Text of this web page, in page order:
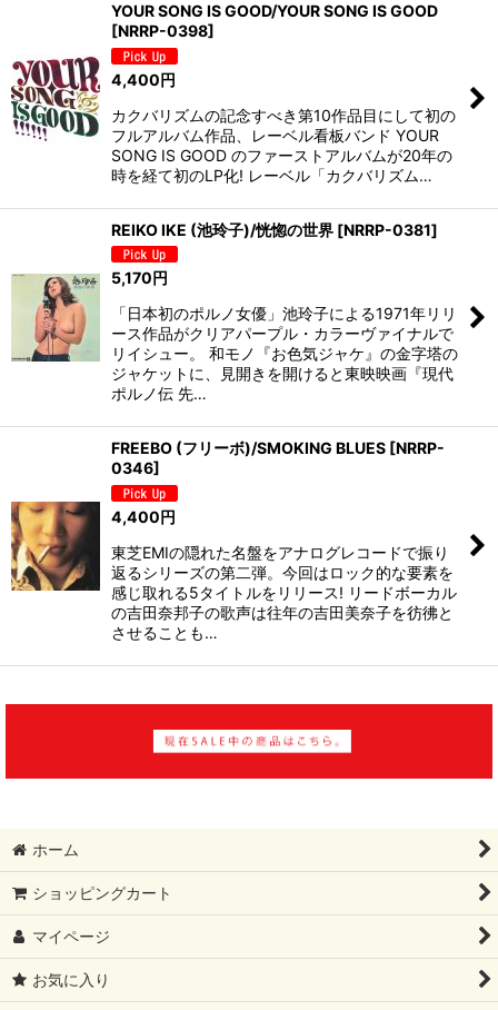
YOUR SONG IS GOOD/YOUR SONG IS GOOD
[NRRP-0398]
4,400円
カクバリズムの記念すべき第10作品目にして初の
フルアルバム作品、レーベル看板バンド YOUR
SONG IS GOOD のファーストアルバムが20年の
時を経て初のLP化! レーベル「カクバリズム…
REIKO IKE (池玲子)/恍惚の世界 [NRRP-0381]
5,170円
「日本初のポルノ女優」池玲子による1971年リリ
ース作品がクリアパープル・カラーヴァイナルで
リイシュー。 和モノ『お色気ジャケ』の金字塔の
ジャケットに、見開きを開けると東映映画『現代
ポルノ伝 先…
FREEBO (フリーボ)/SMOKING BLUES [NRRP-
0346]
4,400円
東芝EMIの隠れた名盤をアナログレコードで振り
返るシリーズの第二弾。今回はロック的な要素を
感じ取れる5タイトルをリリース! リードボーカル
の吉田奈邦子の歌声は往年の吉田美奈子を彷彿と
させることも…
ホーム
ショッピングカート
マイページ
お気に入り